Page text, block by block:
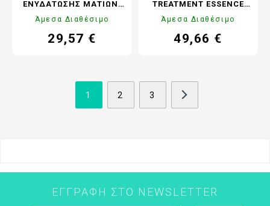
ΕΝΥΔΆΤΩΣΗΣ ΜΑΤΙΏΝ,
Άμεσα Διαθέσιμο
Τιμή
29,57 €
TREATMENT ESSENCE
ΠΡΟΣΏΠΟΥ ΛΆΜΨΗΣ &
ΑΝΤΙΓΉΡΑΝΣΗΣ, 150ML
Άμεσα Διαθέσιμο
Τιμή
49,66 €
1 2 3
ΕΓΓΡΑΦΉ ΣΤΟ NEWSLETTER